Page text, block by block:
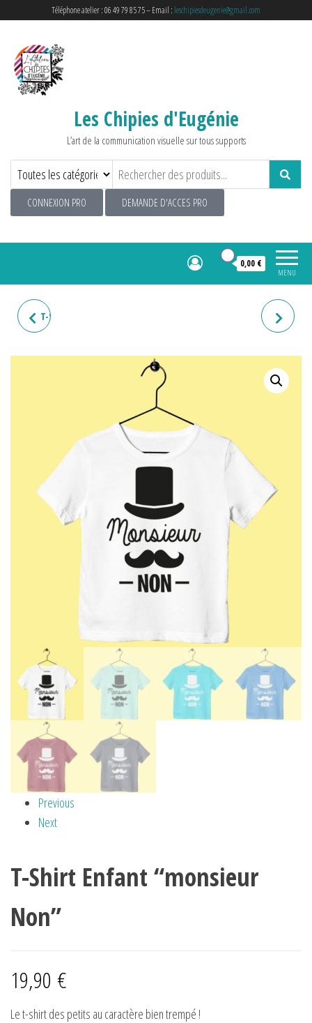
Téléphone atelier : 06 49 79 85 75 – Email : leschipiesdeugenie@gmail.com
Les Chipies d'Eugénie
L’art de la communication visuelle sur tous supports
CONNEXION PRO DEMANDE D'ACCES PRO
MENU
0,00 €
T-SHIRT ENFANT "MEILLEUR
Previous
Next
T-Shirt Enfant “monsieur
Non”
19,90 €
Le t-shirt des petits au caractère bien trempé !